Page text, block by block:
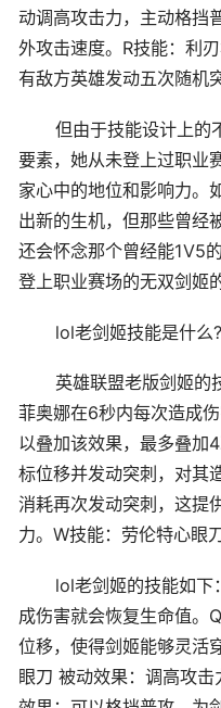
动调高攻击力，主动格挡
外攻击速度。R技能：利
有敌方英雄发动五次随机
但由于技能设计上的
要素，她从未登上过职业
家心中的地位和影响力。
出新的生机，但那些曾经
还会怀念那个曾经能1V5
登上职业赛场的无双剑姬
lol老剑姬技能是什么?
英雄联盟老版剑姬的
菲奥娜在6秒内每次造成
以叠加该效果，最多叠加
标位移并发动突刺，对其
消耗再次发动突刺，这提
力。W技能：劳伦特心眼
lol老剑姬的技能如下
成伤害就会恢复生命值。
位移，使得剑姬能够灵活
眼刀 被动效果：调高攻